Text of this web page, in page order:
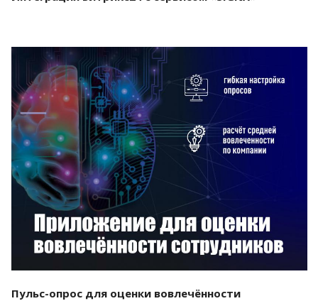
Смотреть проект
Пульс-опрос для оценки вовлечённости